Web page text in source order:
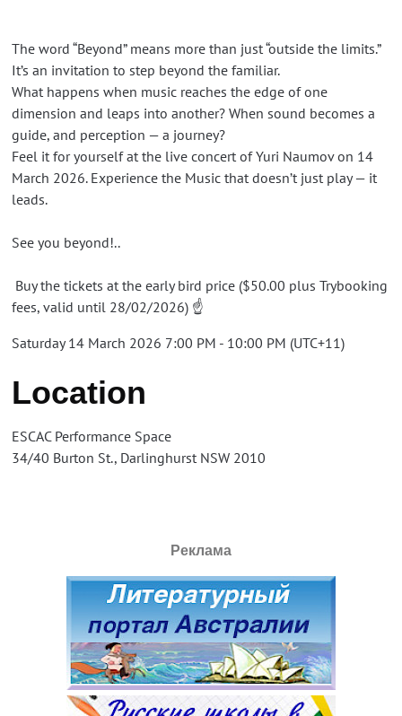
The word “Beyond” means more than just “outside the limits.”
It’s an invitation to step beyond the familiar.
What happens when music reaches the edge of one
dimension and leaps into another? When sound becomes a
guide, and perception — a journey?
Feel it for yourself at the live concert of Yuri Naumov on 14
March 2026. Experience the Music that doesn’t just play — it
leads.
See you beyond!..
Buy the tickets at the early bird price ($50.00 plus Trybooking
fees, valid until 28/02/2026) ☝️
Saturday 14 March 2026 7:00 PM - 10:00 PM (UTC+11)
Location
ESCAC Performance Space
34/40 Burton St., Darlinghurst NSW 2010
Реклама